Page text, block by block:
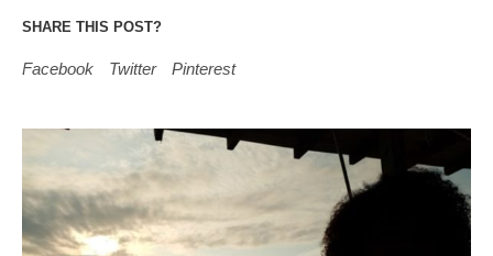
SHARE THIS POST?
Facebook Twitter Pinterest